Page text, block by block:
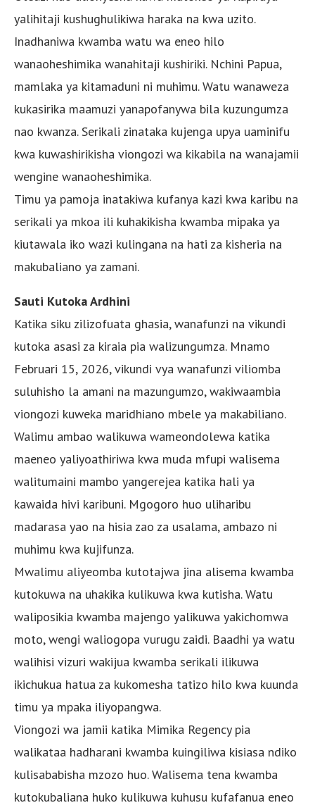
yalihitaji kushughulikiwa haraka na kwa uzito.
Inadhaniwa kwamba watu wa eneo hilo
wanaoheshimika wanahitaji kushiriki. Nchini Papua,
mamlaka ya kitamaduni ni muhimu. Watu wanaweza
kukasirika maamuzi yanapofanywa bila kuzungumza
nao kwanza. Serikali zinataka kujenga upya uaminifu
kwa kuwashirikisha viongozi wa kikabila na wanajamii
wengine wanaoheshimika.
Timu ya pamoja inatakiwa kufanya kazi kwa karibu na
serikali ya mkoa ili kuhakikisha kwamba mipaka ya
kiutawala iko wazi kulingana na hati za kisheria na
makubaliano ya zamani.
Sauti Kutoka Ardhini
Katika siku zilizofuata ghasia, wanafunzi na vikundi
kutoka asasi za kiraia pia walizungumza. Mnamo
Februari 15, 2026, vikundi vya wanafunzi viliomba
suluhisho la amani na mazungumzo, wakiwaambia
viongozi kuweka maridhiano mbele ya makabiliano.
Walimu ambao walikuwa wameondolewa katika
maeneo yaliyoathiriwa kwa muda mfupi walisema
walitumaini mambo yangerejea katika hali ya
kawaida hivi karibuni. Mgogoro huo uliharibu
madarasa yao na hisia zao za usalama, ambazo ni
muhimu kwa kujifunza.
Mwalimu aliyeomba kutotajwa jina alisema kwamba
kutokuwa na uhakika kulikuwa kwa kutisha. Watu
waliposikia kwamba majengo yalikuwa yakichomwa
moto, wengi waliogopa vurugu zaidi. Baadhi ya watu
walihisi vizuri wakijua kwamba serikali ilikuwa
ikichukua hatua za kukomesha tatizo hilo kwa kuunda
timu ya mpaka iliyopangwa.
Viongozi wa jamii katika Mimika Regency pia
walikataa hadharani kwamba kuingiliwa kisiasa ndiko
kulisababisha mzozo huo. Walisema tena kwamba
kutokubaliana huko kulikuwa kuhusu kufafanua eneo